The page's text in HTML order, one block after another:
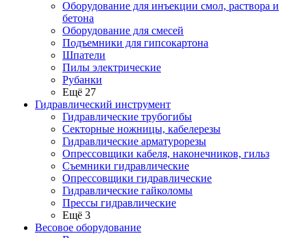
Оборудование для инъекции смол, раствора и
бетона
Оборудование для смесей
Подъемники для гипсокартона
Шпатели
Пилы электрические
Рубанки
Ещё 27
Гидравлический инструмент
Гидравлические трубогибы
Секторные ножницы, кабелерезы
Гидравлические арматурорезы
Опрессовщики кабеля, наконечников, гильз
Съемники гидравлические
Опрессовщики гидравлические
Гидравлические гайколомы
Прессы гидравлические
Ещё 3
Весовое оборудование